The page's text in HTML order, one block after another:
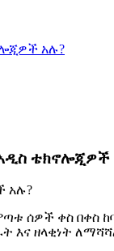
አሉ?
ቴክኖሎጂዎች
አሉ?
ሰዎች ቀስ በቀስ
ዘላቂነት